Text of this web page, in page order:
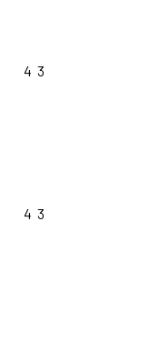
4 3
4 3